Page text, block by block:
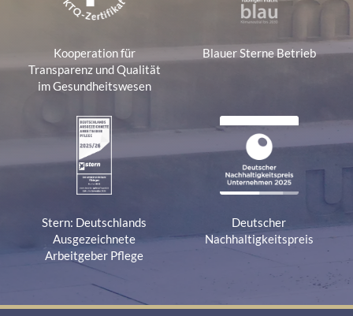
Kooperation für
Transparenz und Qualität
im Gesundheitswesen
Blauer Sterne Betrieb
Stern: Deutschlands
Ausgezeichnete
Arbeitgeber Pflege
Deutscher
Nachhaltigkeitspreis